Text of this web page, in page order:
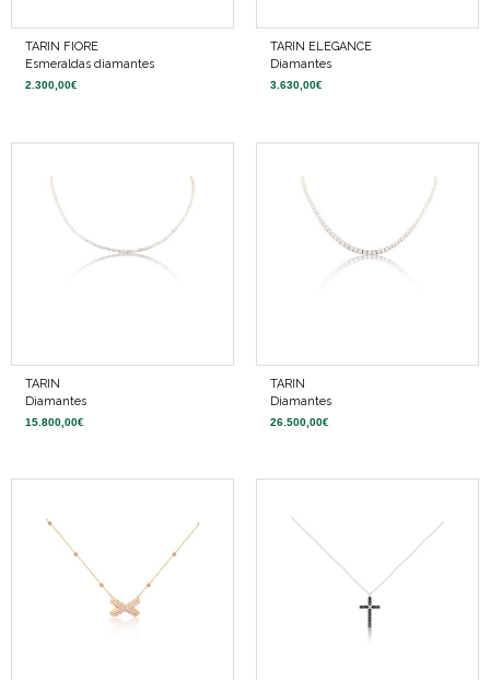
TARIN FIORE
Esmeraldas diamantes
2.300,00€
TARIN ELEGANCE
Diamantes
3.630,00€
TARIN
Diamantes
15.800,00€
TARIN
Diamantes
26.500,00€